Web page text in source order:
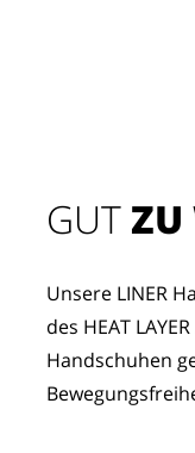
GUT ZU
Unsere LINER
des HEAT
Handschuhen